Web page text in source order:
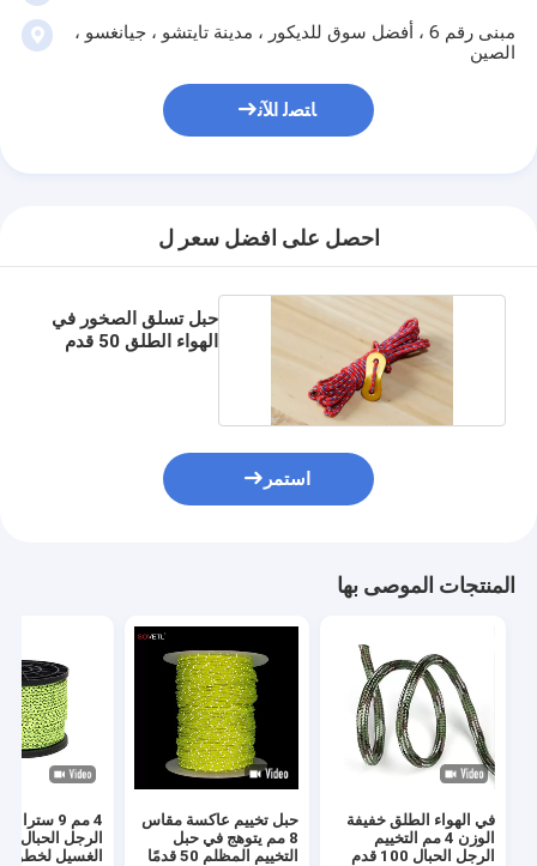
مبنى رقم 6 ، أفضل سوق للديكور ، مدينة تايتشو ، جيانغسو ،
الصين
ﺎﺘﺼﻟ ﺍﻶﻧ
احصل على افضل سعر ل
حبل تسلق الصخور في
الهواء الطلق 50 قدم
استمر
المنتجات الموصى بها
في الهواء الطلق خفيفة
الوزن 4 مم التخييم
الرجل الحبال 100 قدم
حبل تخييم عاكسة مقاس
8 مم يتوهج في حبل
التخييم المظلم 50 قدمًا
4 مم 9
الرجل الحبال
الغسيل